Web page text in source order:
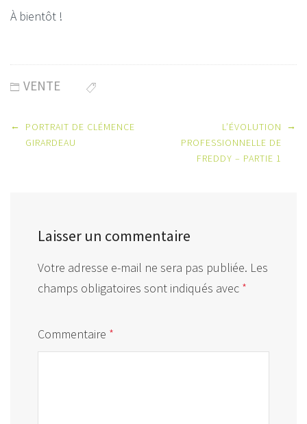
À bientôt !
VENTE
Post
navigation
←
PORTRAIT DE CLÉMENCE
GIRARDEAU
L’ÉVOLUTION
PROFESSIONNELLE DE
FREDDY – PARTIE 1
→
Laisser un commentaire
Votre adresse e-mail ne sera pas publiée. Les
champs obligatoires sont indiqués avec *
Commentaire *